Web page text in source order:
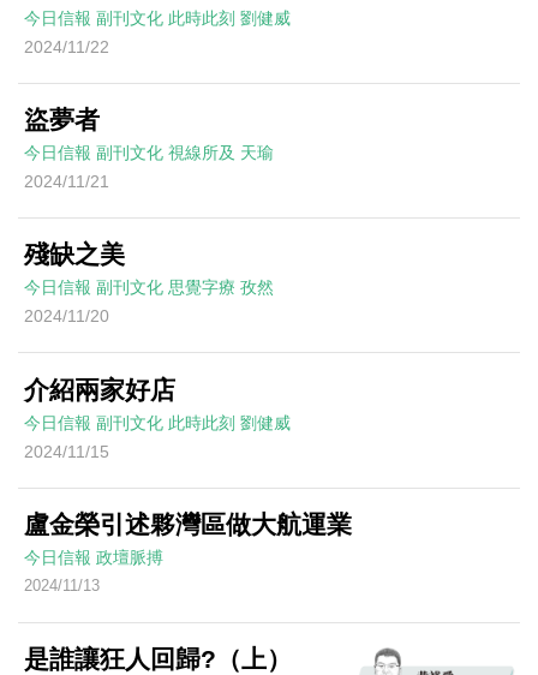
今日信報 副刊文化 此時此刻 劉健威
2024/11/22
盜夢者
今日信報 副刊文化 視線所及 天瑜
2024/11/21
殘缺之美
今日信報 副刊文化 思覺字療 孜然
2024/11/20
介紹兩家好店
今日信報 副刊文化 此時此刻 劉健威
2024/11/15
盧金榮引述夥灣區做大航運業
今日信報 政壇脈搏
2024/11/13
是誰讓狂人回歸?（上）